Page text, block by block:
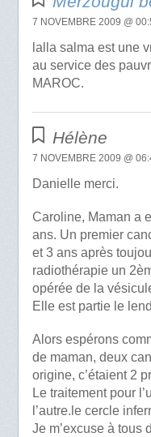
7 NOVEMBRE 2009 @
lalla salma est une
au service des
MAROC.
Hélène
7 NOVEMBRE 2009 @
Danielle merci.
Caroline, Maman a
ans. Un premier
et 3 ans après
radiothérapie un
opérée de la
Elle est partie le
Alors espérons
de maman, deux
origine, c’étaient 2
Le traitement pour
l’autre.le cercle
Je m’excuse à tous